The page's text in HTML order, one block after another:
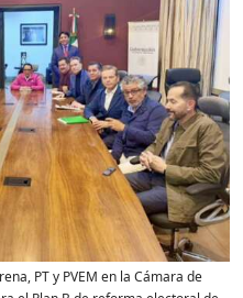
PT y PVEM en la Cámara de